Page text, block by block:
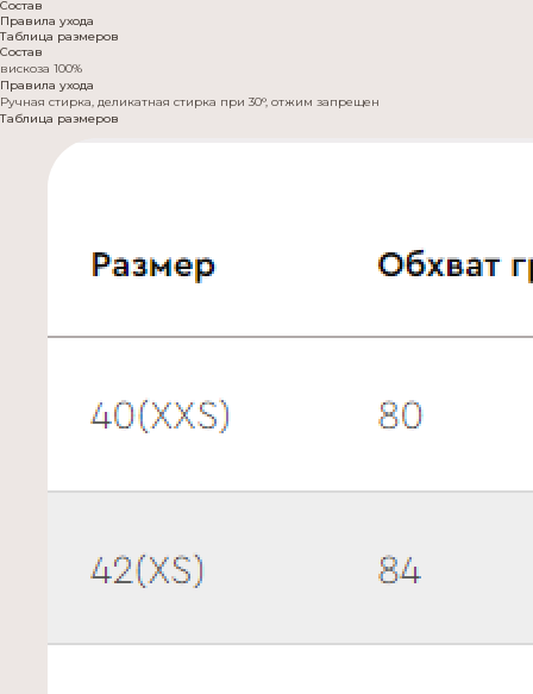
Состав
Правила ухода
Таблица размеров
Состав
вискоза 100%
Правила ухода
Ручная стирка, деликатная стирка при 30°, отжим запрещен
Таблица размеров